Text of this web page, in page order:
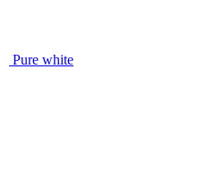
Pure white